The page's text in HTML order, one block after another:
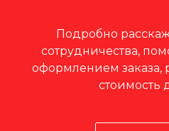
Подробно
сотрудничества,
оформлением заказа,
стоимость